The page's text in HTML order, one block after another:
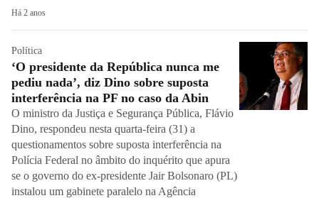
Há 2 anos
Política
‘O presidente da República nunca me
pediu nada’, diz Dino sobre suposta
interferência na PF no caso da Abin
O ministro da Justiça e Segurança Pública, Flávio
Dino, respondeu nesta quarta-feira (31) a
questionamentos sobre suposta interferência na
Polícia Federal no âmbito do inquérito que apura
se o governo do ex-presidente Jair Bolsonaro (PL)
instalou um gabinete paralelo na Agência